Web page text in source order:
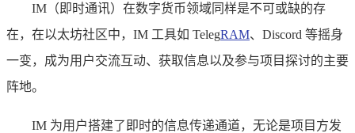
IM（即时通讯）在数字货币领域同样是不可或缺的存
在，在以太坊社区中，IM 工具如 TelegRAM、Discord 等摇身
一变，成为用户交流互动、获取信息以及参与项目探讨的主要
阵地。
IM 为用户搭建了即时的信息传递通道，无论是项目方发